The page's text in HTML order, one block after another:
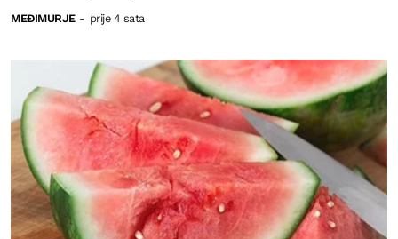
MEĐIMURJE - prije 4 sata